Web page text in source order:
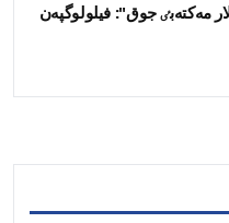
مەكتەبٸ جوق": فيلولوگپەن